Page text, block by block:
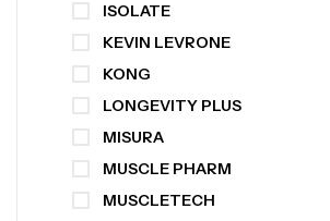
ISOLATE
KEVIN LEVRONE
KONG
LONGEVITY PLUS
MISURA
MUSCLE PHARM
MUSCLETECH